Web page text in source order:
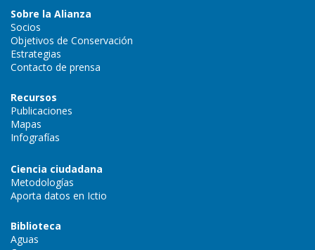
Sobre la Alianza
Socios
Objetivos de Conservación
Estrategias
Contacto de prensa
Recursos
Publicaciones
Mapas
Infografías
Ciencia ciudadana
Metodologías
Aporta datos en Ictio
Biblioteca
Aguas